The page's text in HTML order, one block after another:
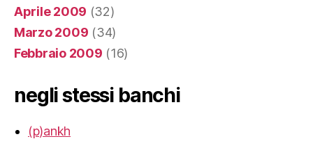
Aprile 2009 (32)
Marzo 2009 (34)
Febbraio 2009 (16)
negli stessi banchi
(p)ankh